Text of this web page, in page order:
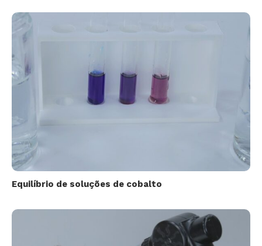
Equilíbrio de soluções de cobalto